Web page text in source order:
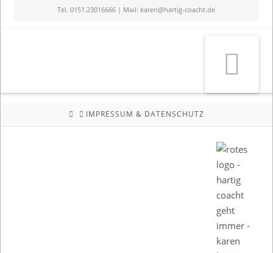
Tel. 0151.23016666 | Mail: karen@hartig-coacht.de
HOME
IMPRESSUM & DATENSCHUTZ